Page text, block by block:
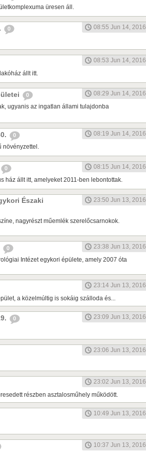
üresen áll.
0
08:55 Jun 14, 2016
08:53 Jun 14, 2016
állt itt.
0
08:29 Jun 14, 2016
ugyanis az ingatlan állami tulajdonba
0
08:19 Jun 14, 2016
növényzettel.
0
08:15 Jun 14, 2016
ház állt itt, amelyeket 2011-ben lebontottak.
Északi
23:50 Jun 13, 2016
nagyrészt műemlék szerelőcsarnokok.
0
23:38 Jun 13, 2016
Intézet egykori épülete, amely 2007 óta
23:14 Jun 13, 2016
a közelmúltig is sokáig szálloda és...
0
23:09 Jun 13, 2016
23:06 Jun 13, 2016
23:02 Jun 13, 2016
részben asztalosműhely működött.
10:49 Jun 13, 2016
10:37 Jun 13, 2016